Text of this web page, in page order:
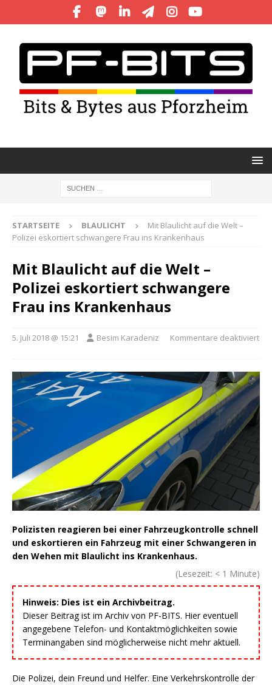
STARTSEITE BLAULICHT
Mit Blaulicht auf die Welt –
Polizei eskortiert schwangere Frau ins Krankenhaus
Mit Blaulicht auf die Welt –
Polizei eskortiert schwangere
Frau ins Krankenhaus
5. Juli 2018 @ 15:21 Besim Karadeniz Kommentare deaktiviert
Polizisten reagieren bei einer Fahrzeugkontrolle schnell
und eskortieren ein Fahrzeug mit einer Schwangeren in
den Wehen mit Blaulicht ins Krankenhaus.
(Lesezeit: < 1 Minute)
Hinweis: Dies ist ein Archivbeitrag.
Dieser Beitrag ist im Archiv von PF-BITS. Hier eventuell
angegebene Telefon- und Kontaktmöglichkeiten sowie
Terminangaben sind möglicherweise nicht mehr aktuell.
Die Polizei, dein Freund und Helfer. Eine Verkehrskontrolle der